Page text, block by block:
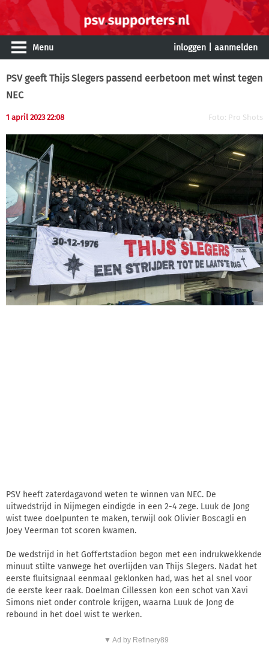
Menu inloggen aanmelden
PSV geeft Thijs Slegers passend eerbetoon met winst tegen
NEC
1 april 2023 22:08 Foto: Pro Shots
PSV heeft zaterdagavond weten te winnen van NEC. De
uitwedstrijd in Nijmegen eindigde in een 2-4 zege. Luuk de Jong
wist twee doelpunten te maken, terwijl ook Olivier Boscagli en
Joey Veerman tot scoren kwamen.
De wedstrijd in het Goffertstadion begon met een indrukwekkende
minuut stilte vanwege het overlijden van Thijs Slegers. Nadat het
eerste fluitsignaal eenmaal geklonken had, was het al snel voor
de eerste keer raak. Doelman Cillessen kon een schot van Xavi
Simons niet onder controle krijgen, waarna Luuk de Jong de
rebound in het doel wist te werken.
▼ Ad by Refinery89